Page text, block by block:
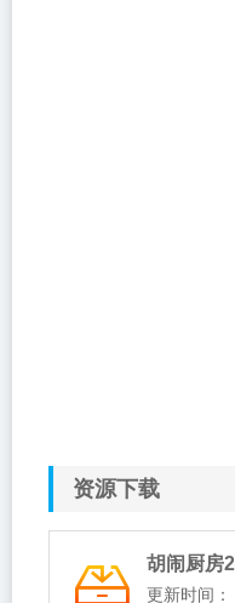
资源下载
更新时间：